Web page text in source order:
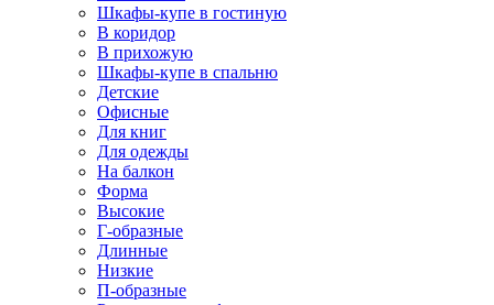
Шкафы-купе в гостиную
В коридор
В прихожую
Шкафы-купе в спальню
Детские
Офисные
Для книг
Для одежды
На балкон
Форма
Высокие
Г-образные
Длинные
Низкие
П-образные